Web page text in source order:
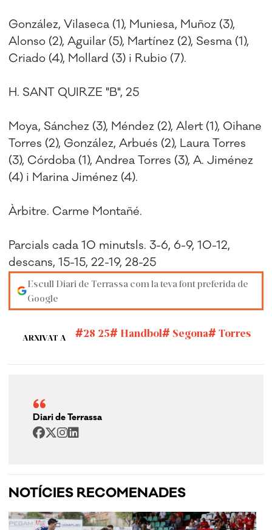
González, Vilaseca (1), Muniesa, Muñoz (3),
Alonso (2), Aguilar (5), Martínez (2), Sesma (1),
Criado (4), Mollard (3) i Rubio (7).
H. SANT QUIRZE "B", 25
Moya, Sánchez (3), Méndez (2), Alert (1), Oihane
Torres (2), González, Arbués (2), Laura Torres
(3), Córdoba (1), Andrea Torres (3), A. Jiménez
(4) i Marina Jiménez (4).
Àrbitre. Carme Montañé.
Parcials cada 10 minutsls. 3-6, 6-9, 10-12,
descans, 15-15, 22-19, 28-25
Escull Diari de Terrassa com la teva font preferida de
Google
ARXIVAT A 28 25 Handbol Segona Torres
Diari de Terrassa
NOTÍCIES RECOMENADES